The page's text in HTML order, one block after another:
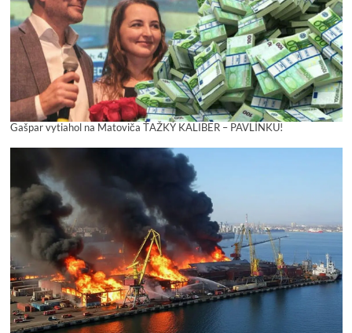
Gašpar vytiahol na Matoviča ŤAŽKÝ KALIBER – PAVLÍNKU!